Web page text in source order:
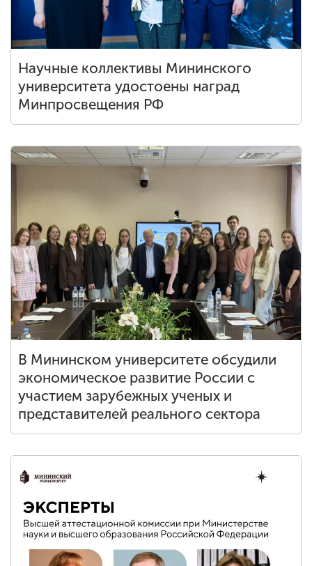
Научные коллективы Мининского
университета удостоены наград
Минпросвещения РФ
В Мининском университете обсудили
экономическое развитие России с
участием зарубежных ученых и
представителей реального сектора